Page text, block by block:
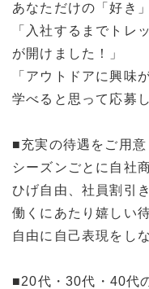
あなただけの「好き
「入社するまでトレ
が開けました！」
「アウトドアに興味
学べると思って応募
■充実の待遇をご用意
シーズンごとに自社
ひげ自由、社員割引
働くにあたり嬉しい
自由に自己表現をし
■20代・30代・40代